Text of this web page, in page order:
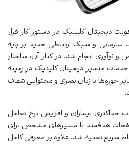
دیجیتال کلینیک در دستور کار قرار
سازمانی و سبک ارتباطی جدید بر پایه
نوآوری انجام شد. در کنار آن، ساختار
متمایز دیجیتال کلینیک در زمینه
حوزه‌ها با زبان بصری و محتوایی شفاف
بیماران و افزایش نرخ تعامل
هدفمند با مسیرهای مشخص برای
سریع تعبیه شد. علاوه بر معرفی کامل